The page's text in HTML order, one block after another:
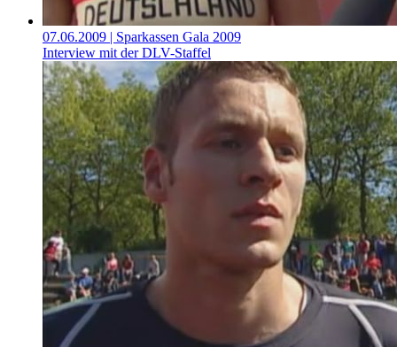
07.06.2009 | Sparkassen Gala 2009
Interview mit der DLV-Staffel